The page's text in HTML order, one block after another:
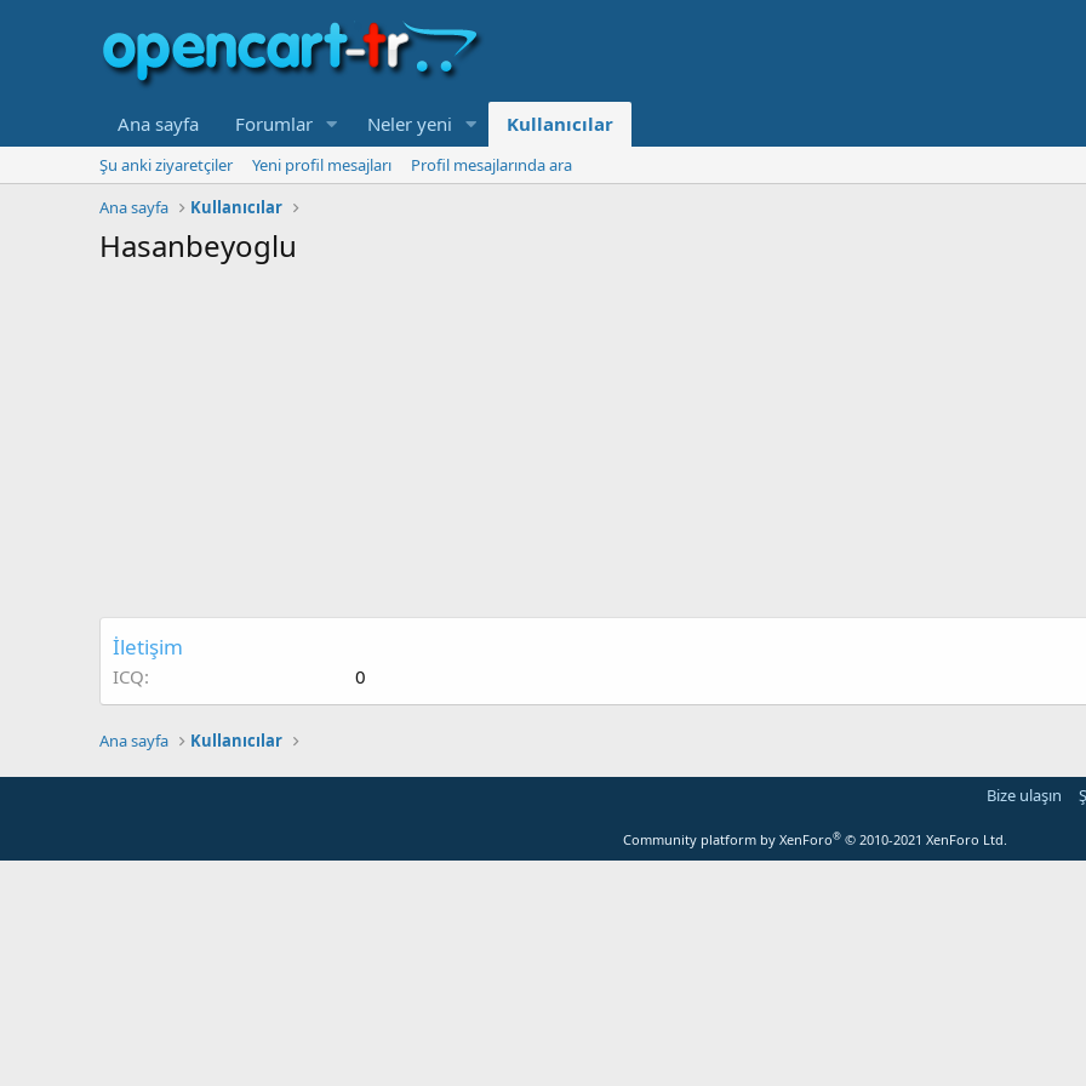
Ana sayfa Forumlar Neler yeni Kullanıcılar
Şu anki ziyaretçiler Yeni profil mesajları
Profil mesajlarında ara
Ana sayfa
Kullanıcılar
Hasanbeyoglu
İletişim
ICQ 0
Ana sayfa Kullanıcılar
Bize ulaşın
Community platform by XenForo® © 2010-2021 XenForo Ltd.